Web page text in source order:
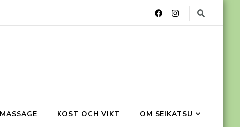
MASSAGE KOST OCH VIKT OM SEIKATSU